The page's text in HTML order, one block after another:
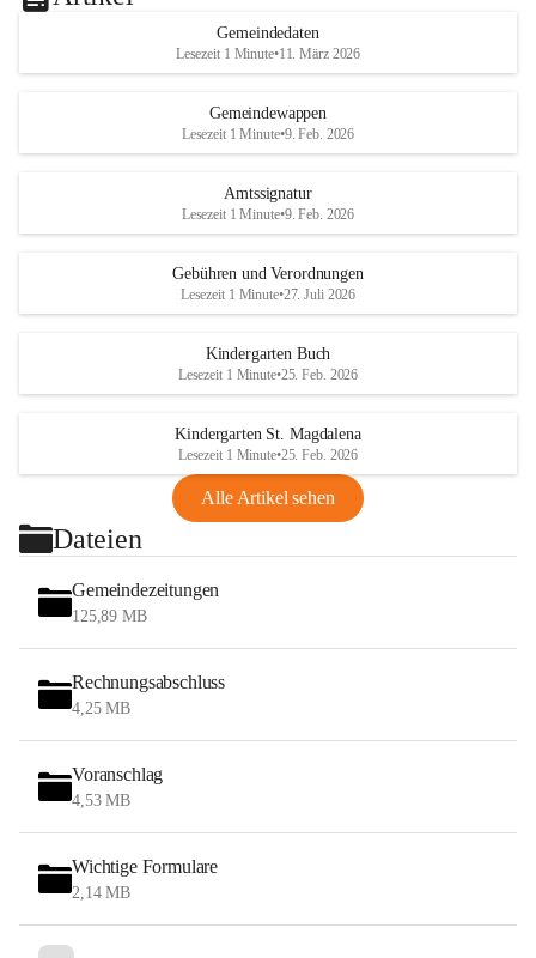
Gemeindedaten
Lesezeit 1 Minute•11. März 2026
Gemeindewappen
Lesezeit 1 Minute•9. Feb. 2026
Amtssignatur
Lesezeit 1 Minute•9. Feb. 2026
Gebühren und Verordnungen
Lesezeit 1 Minute•27. Juli 2026
Kindergarten Buch
Lesezeit 1 Minute•25. Feb. 2026
Kindergarten St. Magdalena
Lesezeit 1 Minute•25. Feb. 2026
Alle Artikel sehen
Dateien
Gemeindezeitungen
125,89 MB
Rechnungsabschluss
4,25 MB
Voranschlag
4,53 MB
Wichtige Formulare
2,14 MB